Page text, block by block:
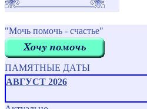
"Мочь помочь - счастье"
ПАМЯТНЫЕ ДАТЫ
АВГУСТ 2026